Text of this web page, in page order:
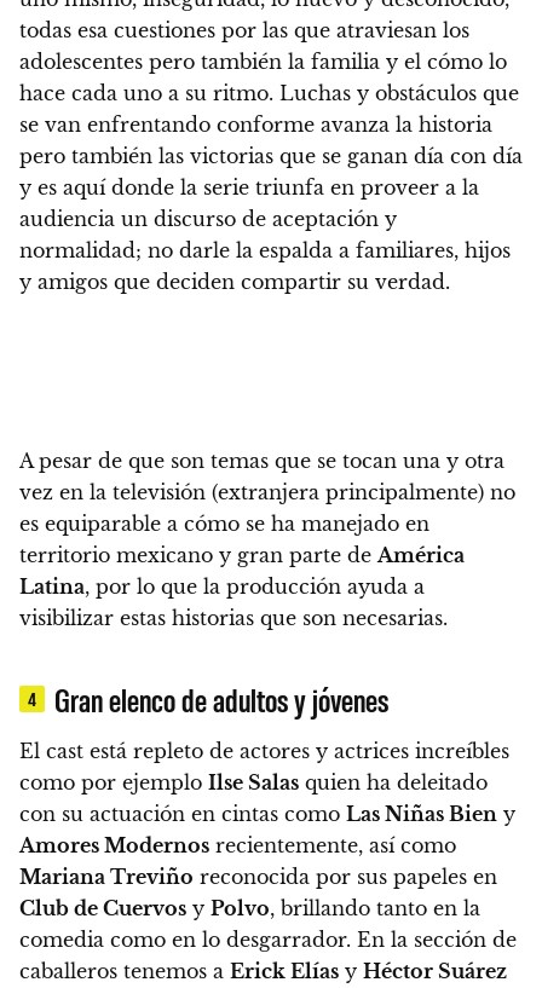
todas esa cuestiones por las que atraviesan los
adolescentes pero también la familia y el cómo lo
hace cada uno a su ritmo. Luchas y obstáculos que
se van enfrentando conforme avanza la historia
pero también las victorias que se ganan día con día
y es aquí donde la serie triunfa en proveer a la
audiencia un discurso de aceptación y
normalidad; no darle la espalda a familiares, hijos
y amigos que deciden compartir su verdad.
A pesar de que son temas que se tocan una y otra
vez en la televisión (extranjera principalmente) no
es equiparable a cómo se ha manejado en
territorio mexicano y gran parte de América
Latina, por lo que la producción ayuda a
visibilizar estas historias que son necesarias.
4 Gran elenco de adultos y jóvenes
El cast está repleto de actores y actrices increíbles
como por ejemplo Ilse Salas quien ha deleitado
con su actuación en cintas como Las Niñas Bien y
Amores Modernos recientemente, así como
Mariana Treviño reconocida por sus papeles en
Club de Cuervos y Polvo, brillando tanto en la
comedia como en lo desgarrador. En la sección de
caballeros tenemos a Erick Elías y Héctor Suárez